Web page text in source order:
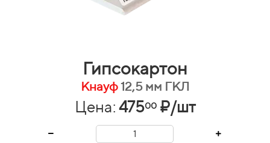
Гипсокартон
Кнауф12,5 мм ГКЛ
Цена:47500 ₽/шт